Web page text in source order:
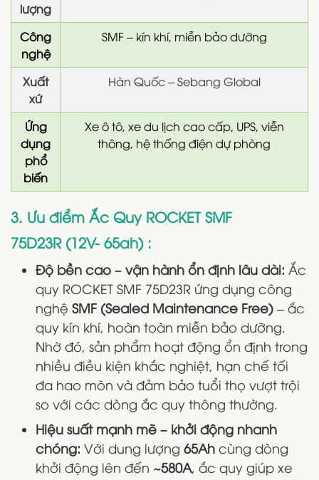
lượng
Công
nghệ
SMF – kín khí, miễn bảo dưỡng
Xuất
xứ
Hàn Quốc – Sebang Global
Ứng
dụng
phổ
biến
Xe ô tô, xe du lịch cao cấp, UPS, viễn
thông, hệ thống điện dự phòng
3. Ưu điểm Ắc Quy ROCKET SMF
75D23R (12V- 65ah) :
Độ bền cao – vận hành ổn định lâu dài: Ắc
quy ROCKET SMF 75D23R ứng dụng công
nghệ SMF (Sealed Maintenance Free) – ắc
quy kín khí, hoàn toàn miễn bảo dưỡng.
Nhờ đó, sản phẩm hoạt động ổn định trong
nhiều điều kiện khắc nghiệt, hạn chế tối
đa hao mòn và đảm bảo tuổi thọ vượt trội
so với các dòng ắc quy thông thường.
Hiệu suất mạnh mẽ – khởi động nhanh
chóng: Với dung lượng 65Ah cùng dòng
khởi động lên đến ~580A, ắc quy giúp xe